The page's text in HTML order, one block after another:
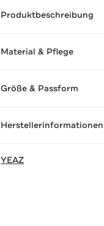
Produktbeschreibung
Material & Pflege
Größe & Passform
Herstellerinformationen
YEAZ